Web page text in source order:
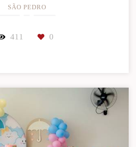
SÃO PEDRO
411 0